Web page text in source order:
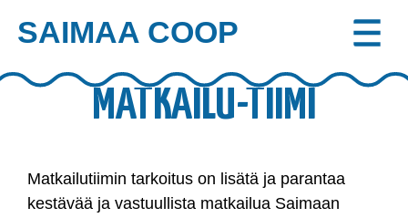
to
SAIMAA COOP
MATKAILU-TIIMI
Matkailutiimin tarkoitus on lisätä ja parantaa
kestävää ja vastuullista matkailua Saimaan